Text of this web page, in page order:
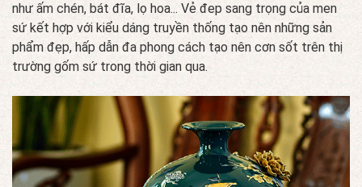
như ấm chén, bát đĩa, lọ hoa... Vẻ đep sang trọng của men
sứ kết hợp với kiểu dáng truyền thống tạo nên những sản
phẩm đẹp, hấp dẫn đa phong cách tạo nên cơn sốt trên thị
trường gốm sứ trong thời gian qua.